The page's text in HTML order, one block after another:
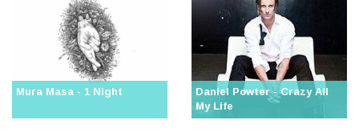
Mura Masa - 1 Night
Daniel Powter - Crazy All
My Life